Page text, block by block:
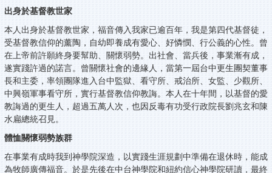
出身於基督教世家
本人出身於基督教世家，福音傳入我家已逾百年，我是第四代基督徒，
受基督教信仰的薰陶，自幼即養成有愛心、好憐憫、行公義的心性。曾
在上帝前許願終身要幫助、關懷弱勢。出社會、當兵後，事業漸有成，
遂實踐許過的諾言。曾關懷社會的邊緣人，當第一屆台中更生團契董事
長和主委，率領團隊進入台中監獄、看守所、戒治所、女監、少觀所、
中興嶺軍事看守所，實行基督教信仰教誨。本人在十年間，以基督的愛
教誨過的更生人，超過五萬人次，也因反毒有功受行政院長劉兆玄和陳
水扁總統召見。
體恤關懷弱勢族群
在事業有成時我到神學院深造，以實踐生涯規劃中準備在退休時，能成
為牧師廣傳福音。於是先後在中台神學院和紐約信心神學院研讀，最終